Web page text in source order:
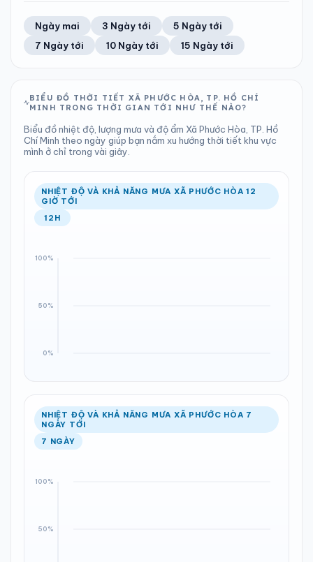
23°C 100%
Khả năng mưa
4.73 mm
Tổng cả ngày
1009 hPa
Bình thường
11
Chỉ số UV
Tốt
Ước lượng
23°C
Ổn định
97%
Khả năng mưa
Trung bình ngày Tốc độ gió
TIA UV TẦM NHÌN
LƯỢNG MƯA
0.33 mm
Tổng cả ngày
ÁP SUẤT
1010 hPa
Bình thường
Ổn định Khả năng mưa
Ngày mai 3 Ngày tới
5 Ngày tới
7 Ngày tới
10 Ngày tới 15 Ngày tới
BIỂU ĐỒ THỜI TIẾT XÃ PHƯỚC HÒA, TP. HỒ CHÍ
MINH TRONG THỜI GIAN TỚI NHƯ THẾ NÀO?
Biểu đồ nhiệt độ, lượng mưa và độ ẩm Xã Phước Hòa, TP. Hồ
Chí Minh theo ngày giúp bạn nắm xu hướng thời tiết khu vực
mình ở chỉ trong vài giây.
NHIỆT ĐỘ VÀ KHẢ NĂNG MƯA XÃ PHƯỚC HÒA 12
GIỜ TỚI
12H
NHIỆT ĐỘ VÀ KHẢ NĂNG MƯA XÃ PHƯỚC HÒA 7
NGÀY TỚI
7 NGÀY